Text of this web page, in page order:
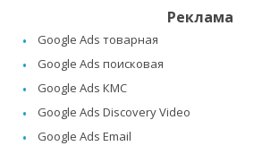
Реклама
Google Ads товарная
Google Ads поисковая
Google Ads КМС
Google Ads Discovery Video
Google Ads Email